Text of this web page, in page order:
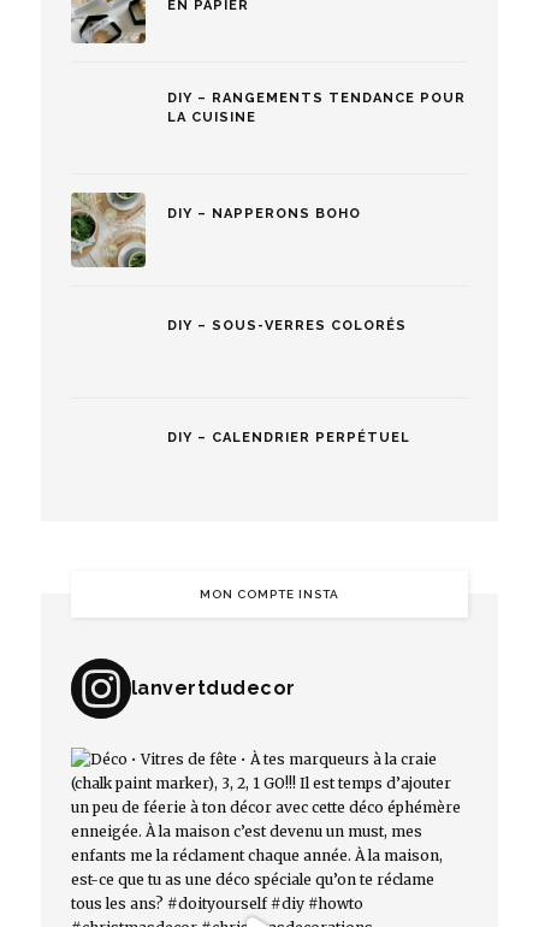
EN PAPIER
DIY – RANGEMENTS TENDANCE POUR
LA CUISINE
DIY – NAPPERONS BOHO
DIY – SOUS-VERRES COLORÉS
DIY – CALENDRIER PERPÉTUEL
MON COMPTE INSTA
lanvertdudecor